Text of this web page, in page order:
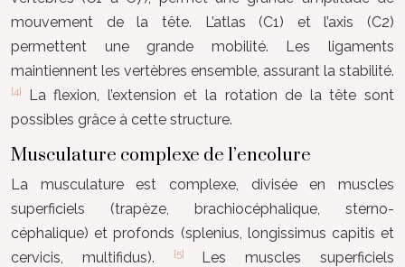
mouvement de la tête. L’atlas (C1) et l’axis (C2)
permettent une grande mobilité. Les ligaments
maintiennent les vertèbres ensemble, assurant la stabilité.
[4] La flexion, l’extension et la rotation de la tête sont
possibles grâce à cette structure.
Musculature complexe de l’encolure
La musculature est complexe, divisée en muscles
superficiels (trapèze, brachiocéphalique, sterno-
céphalique) et profonds (splenius, longissimus capitis et
cervicis, multifidus).
[5] Les muscles superficiels